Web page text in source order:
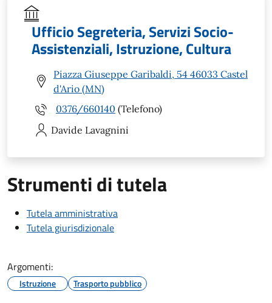
Ufficio Segreteria, Servizi Socio-
Assistenziali, Istruzione, Cultura
Piazza Giuseppe Garibaldi, 54 46033 Castel
d'Ario (MN)
0376/660140 (Telefono)
Davide Lavagnini
Strumenti di tutela
Tutela amministrativa
Tutela giurisdizionale
Argomenti:
Istruzione Trasporto pubblico